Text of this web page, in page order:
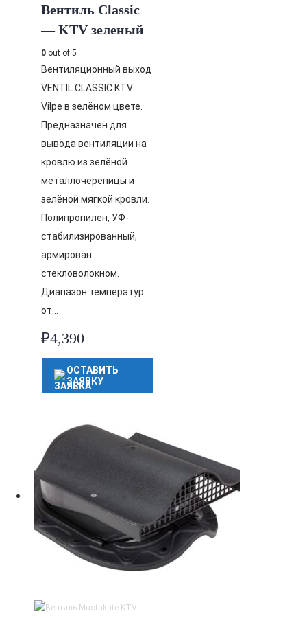
Вентиль Classic
— KTV зеленый
0 out of 5
Вентиляционный выход
VENTIL CLASSIC KTV
Vilpe в зелёном цвете.
Предназначен для
вывода вентиляции на
кровлю из зелёной
металлочерепицы и
зелёной мягкой кровли.
Полипропилен, УФ-
стабилизированный,
армирован
стекловолокном.
Диапазон температур
от…
₽4,390
ОСТАВИТЬ
ЗАЯВКУ